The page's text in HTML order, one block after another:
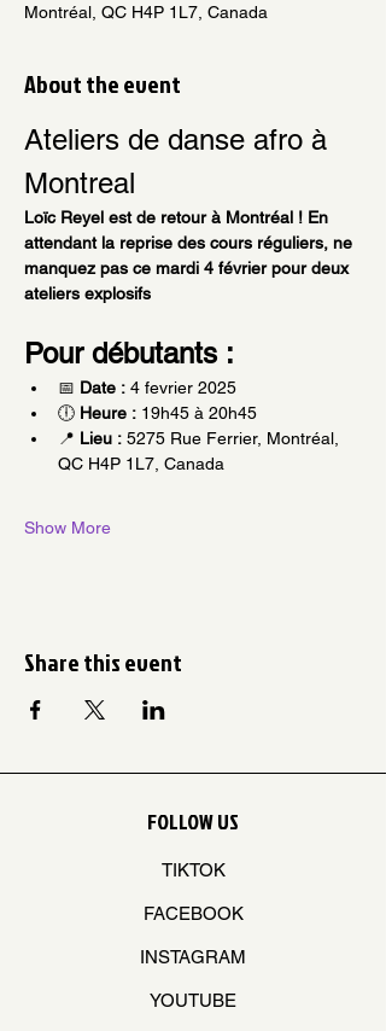
Montréal, QC H4P 1L7, Canada
About the event
Ateliers de danse afro à
Montreal
Loïc Reyel est de retour à Montréal ! En
attendant la reprise des cours réguliers, ne
manquez pas ce mardi 4 février pour deux
ateliers explosifs
Pour débutants :
📅 Date : 4 fevrier 2025
🕕 Heure : 19h45 à 20h45
📍 Lieu : 5275 Rue Ferrier, Montréal,
QC H4P 1L7, Canada
Show More
Share this event
FOLLOW US
TIKTOK
FACEBOOK
INSTAGRAM
YOUTUBE